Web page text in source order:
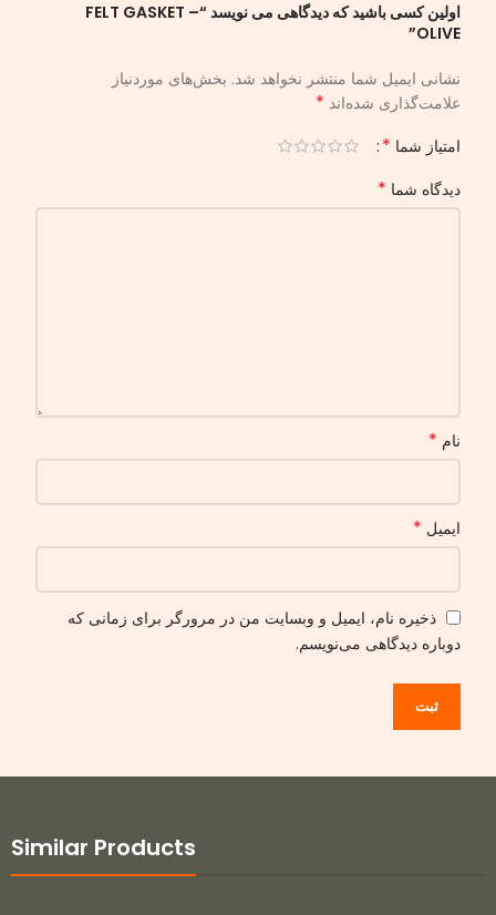
اولین کسی باشید که دیدگاهی می نویسد “FELT GASKET –
OLIVE”
نشانی ایمیل شما منتشر نخواهد شد. بخش‌های موردنیاز
علامت‌گذاری شده‌اند *
امتیاز شما *
دیدگاه شما *
نام *
ایمیل *
ذخیره نام، ایمیل و وبسایت من در مرورگر برای زمانی که
دوباره دیدگاهی می‌نویسم.
Similar Products